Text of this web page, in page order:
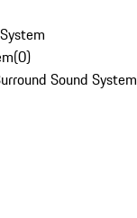
(0)
Sound System